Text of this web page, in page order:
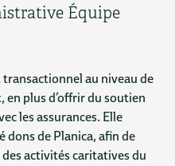
Équipe
au niveau de
en plus d’offrir du soutien
les assurances. Elle
dons de Planica, afin de
activités caritatives du